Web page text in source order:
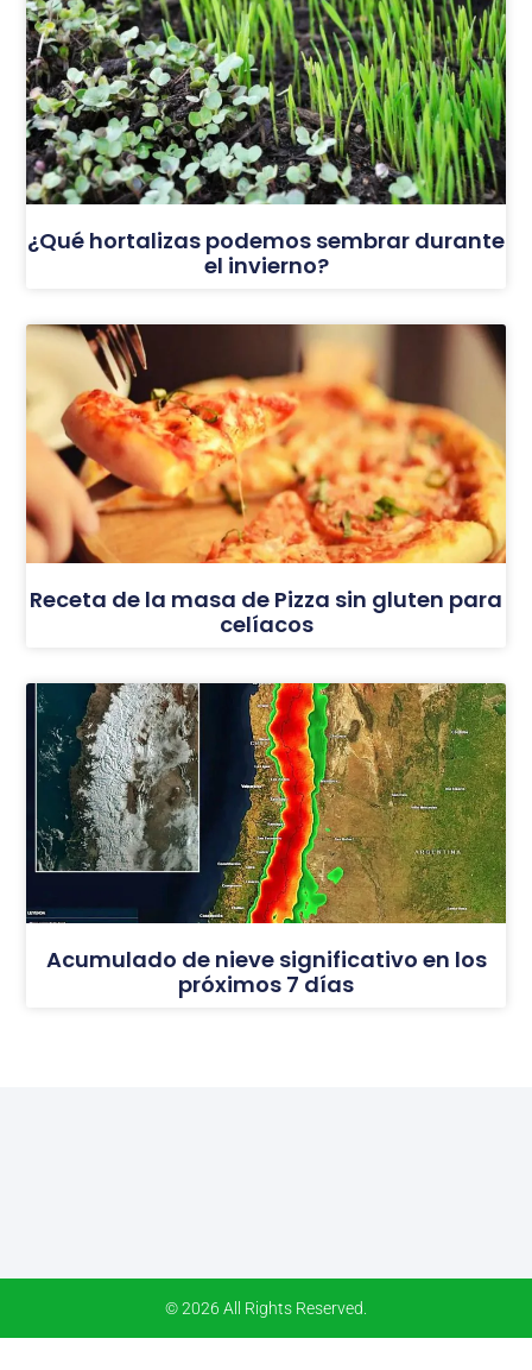
¿Qué hortalizas podemos sembrar durante
el invierno?
Receta de la masa de Pizza sin gluten para
celíacos
Acumulado de nieve significativo en los
próximos 7 días
© 2026 All Rights Reserved.